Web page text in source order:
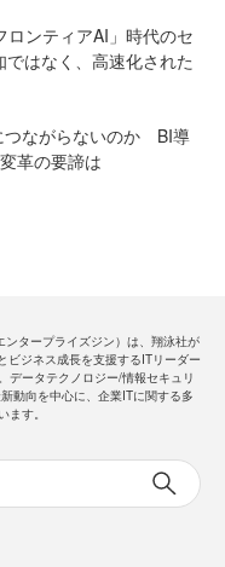
ロンティアAI」時代のセ
はなく、高速化された
つながらないのか BI導
革の要諦は
ンタープライズジン）は、翔泳社が
ビジネス成長を支援するITリーダー
データテクノロジー/情報セキュリ
動向を中心に、企業ITに関する多
す。